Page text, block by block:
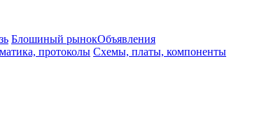
Блошиный рынокОбъявления
протоколы Схемы, платы, компоненты